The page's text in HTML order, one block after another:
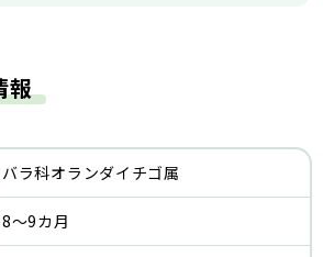
報
バラ科オランダイチゴ属
8～9カ月